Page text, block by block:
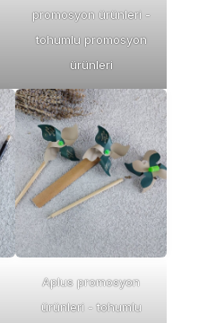
promosyon ürünleri -
tohumlu promosyon
ürünleri
Aplus promosyon
ürünleri - tohumlu